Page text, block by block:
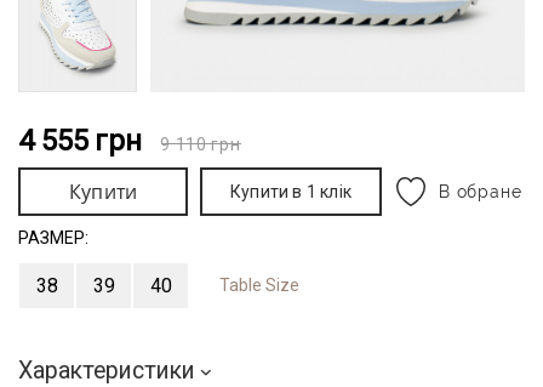
4 555 грн 9 110грн
Купити Купити в 1 клік В обране
РАЗМЕР:
38 39 40 Table Size
Характеристики